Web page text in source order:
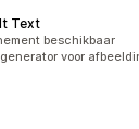
Text
beschikbaar
voor